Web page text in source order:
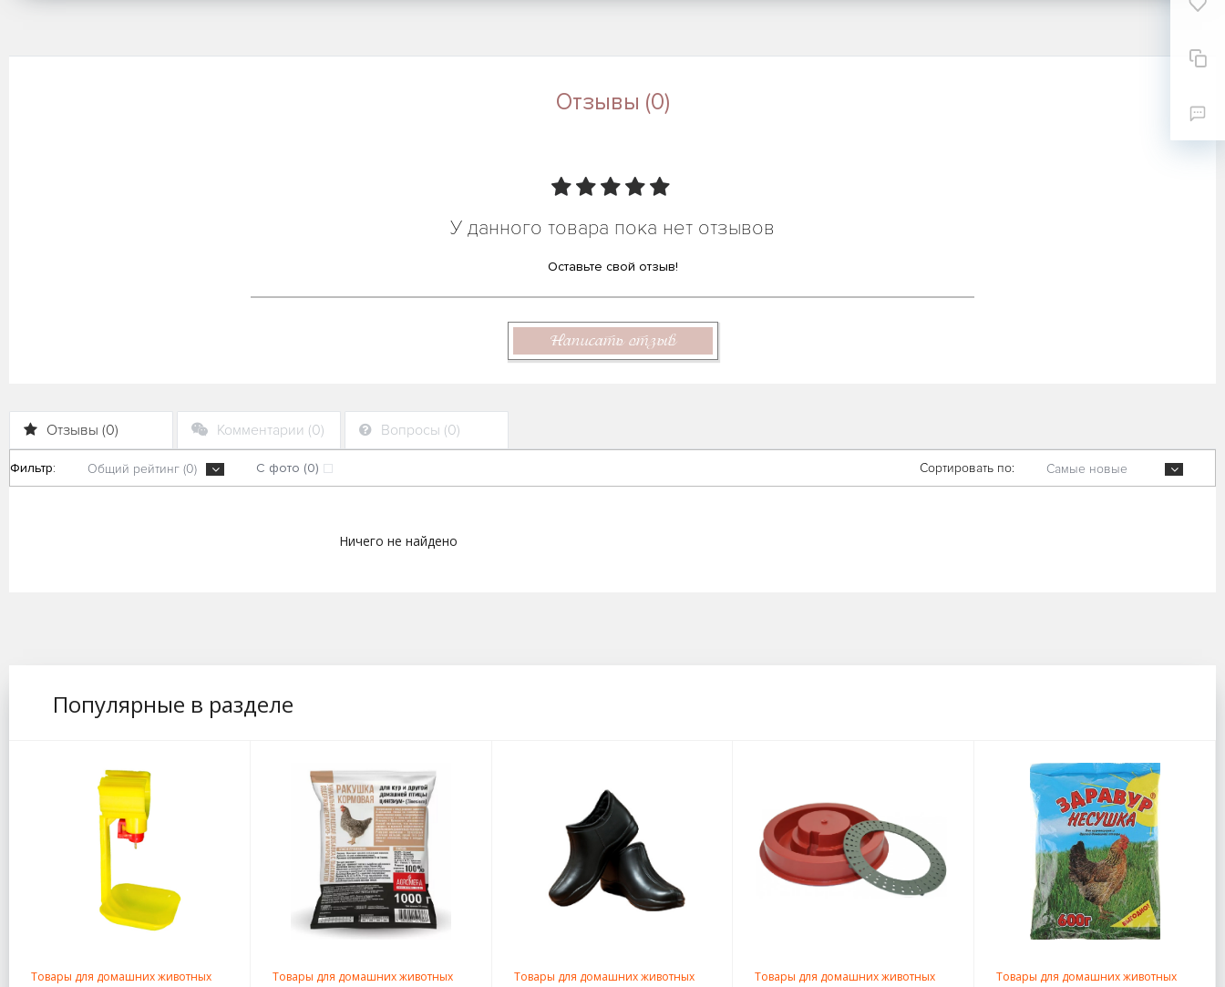
Отзывы (0)
У данного товара пока нет отзывов
Оставьте свой отзыв!
Написать отзыв
Отзывы (0) Комментарии (0) Вопросы (0)
Фильтр: Общий рейтинг (0) С фото (0) Сортировать по: Самые новые
Ничего не найдено
Популярные в разделе
Товары для домашних животных Товары для домашних животных Товары для домашних животных Товары для домашних животных Товары для домашних животных